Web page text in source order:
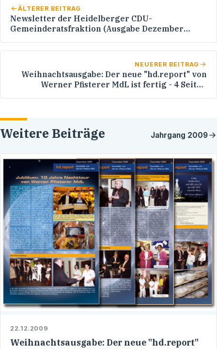
ÄLTERER BEITRAG
Newsletter der Heidelberger CDU-
Gemeinderatsfraktion (Ausgabe Dezember
NEUERER BEITRAG
Weihnachtsausgabe: Der neue "hd.report" von
Werner Pfisterer MdL ist fertig - 4 Seiten
Weitere Beiträge Jahrgang 2009
22.12.2009
Weihnachtsausgabe: Der neue "hd.report"